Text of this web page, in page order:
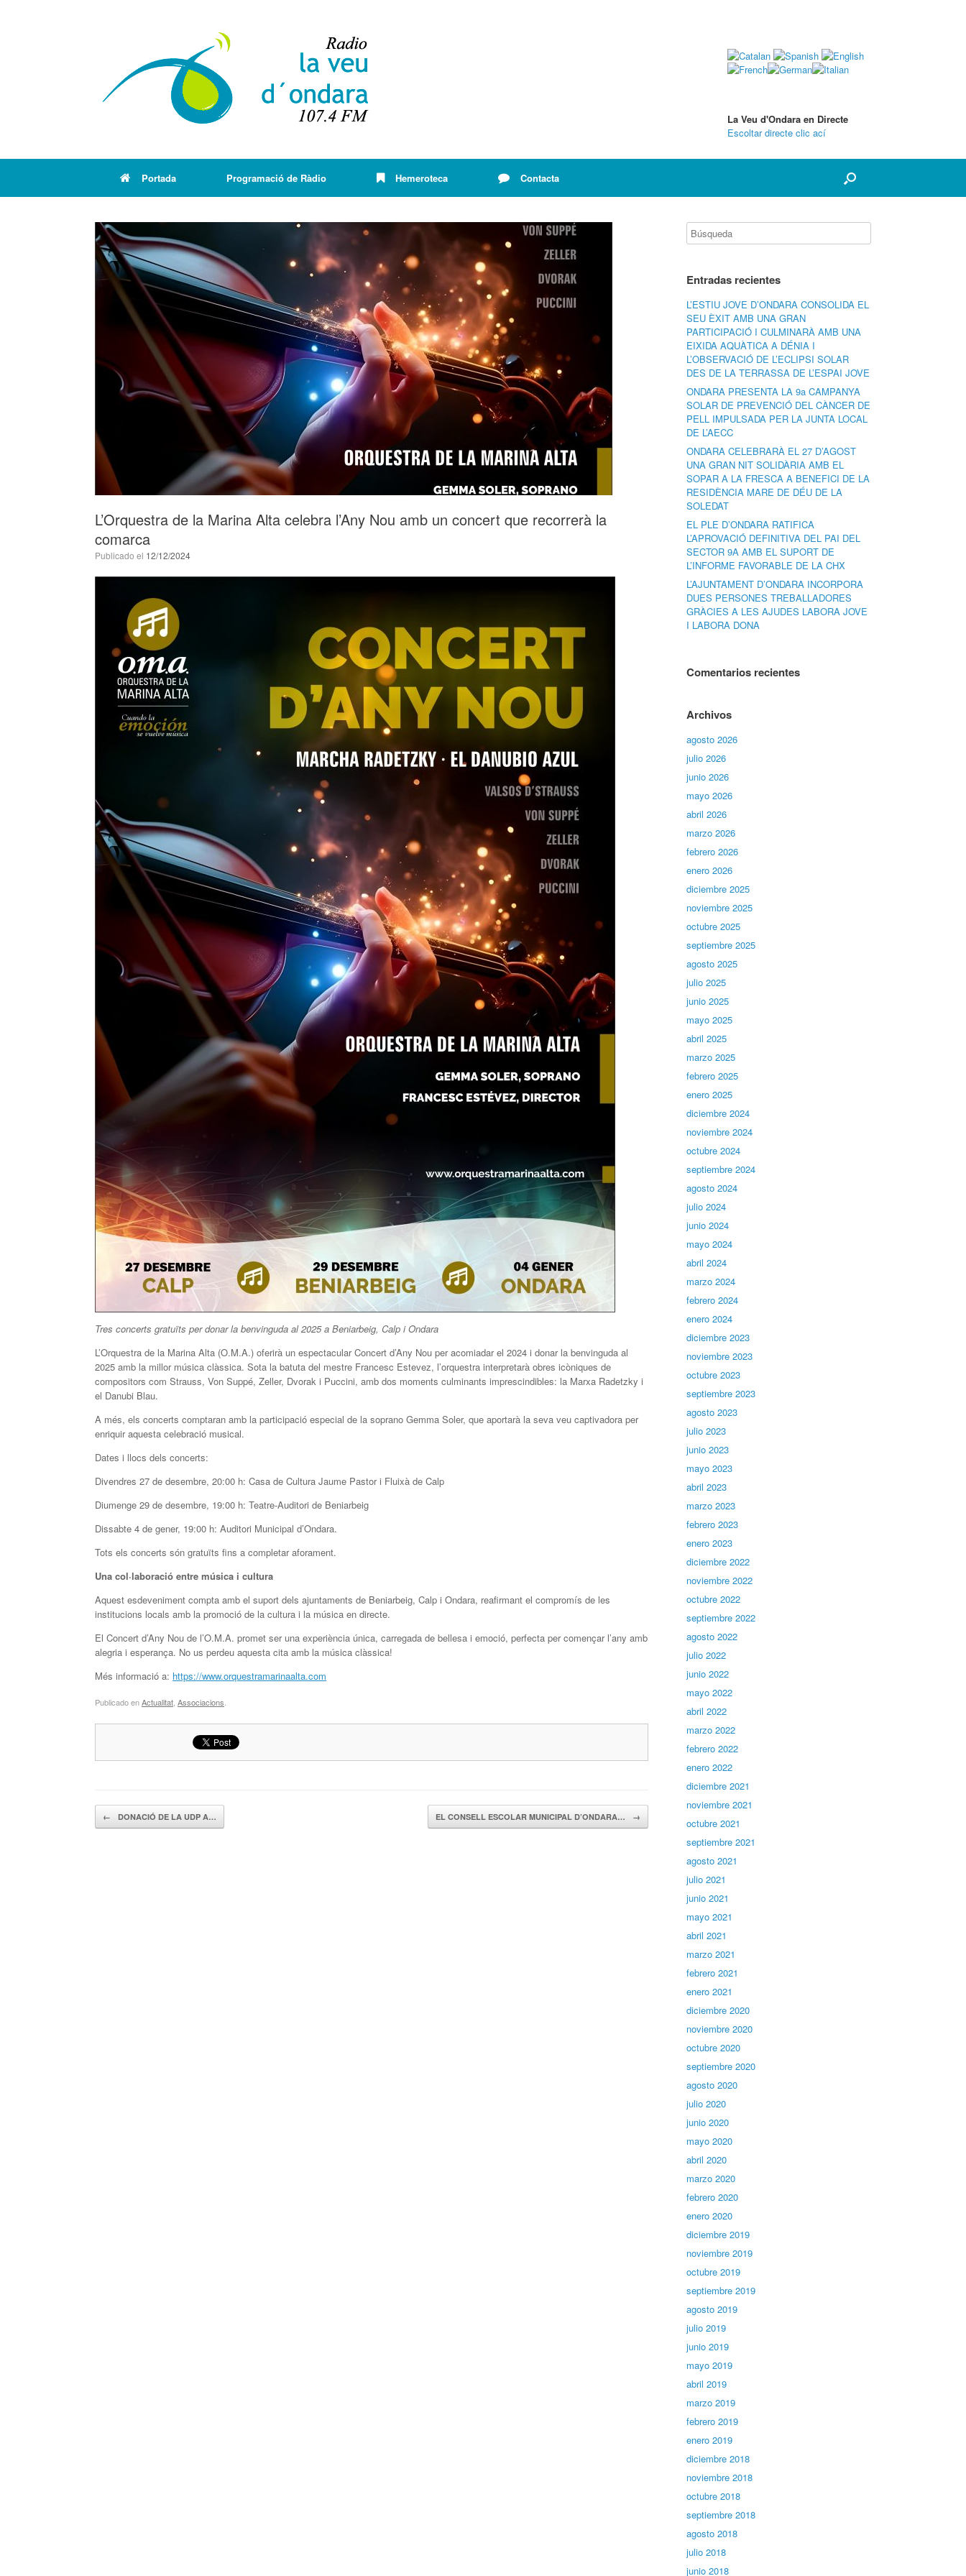
La Veu d'Ondara en Directe
Escoltar directe clic ací
Portada Programació de Ràdio Hemeroteca Contacta
L’Orquestra de la Marina Alta celebra l’Any Nou amb un concert que recorrerà la
comarca
Publicado el 12/12/2024
Tres concerts gratuïts per donar la benvinguda al 2025 a Beniarbeig, Calp i Ondara
L’Orquestra de la Marina Alta (O.M.A.) oferirà un espectacular Concert d’Any Nou per acomiadar el 2024 i donar la benvinguda al
2025 amb la millor música clàssica. Sota la batuta del mestre Francesc Estevez, l’orquestra interpretarà obres icòniques de
compositors com Strauss, Von Suppé, Zeller, Dvorak i Puccini, amb dos moments culminants imprescindibles: la Marxa Radetzky i
el Danubi Blau.
A més, els concerts comptaran amb la participació especial de la soprano Gemma Soler, que aportarà la seva veu captivadora per
enriquir aquesta celebració musical.
Dates i llocs dels concerts:
Divendres 27 de desembre, 20:00 h: Casa de Cultura Jaume Pastor i Fluixà de Calp
Diumenge 29 de desembre, 19:00 h: Teatre-Auditori de Beniarbeig
Dissabte 4 de gener, 19:00 h: Auditori Municipal d’Ondara.
Tots els concerts són gratuïts fins a completar aforament.
Una col·laboració entre música i cultura
Aquest esdeveniment compta amb el suport dels ajuntaments de Beniarbeig, Calp i Ondara, reafirmant el compromís de les
institucions locals amb la promoció de la cultura i la música en directe.
El Concert d’Any Nou de l’O.M.A. promet ser una experiència única, carregada de bellesa i emoció, perfecta per començar l’any amb
alegria i esperança. No us perdeu aquesta cita amb la música clàssica!
Més informació a: https://www.orquestramarinaalta.com
Publicado enActualitat Associacions
Navegador de artículos
← DONACIÓ DE LA UDP A… EL CONSELL ESCOLAR MUNICIPAL D’ONDARA… →
Entradas recientes
L’ESTIU JOVE D’ONDARA CONSOLIDA EL
SEU ÈXIT AMB UNA GRAN
PARTICIPACIÓ I CULMINARÀ AMB UNA
EIXIDA AQUÀTICA A DÉNIA I
L’OBSERVACIÓ DE L’ECLIPSI SOLAR
DES DE LA TERRASSA DE L’ESPAI JOVE
ONDARA PRESENTA LA 9a CAMPANYA
SOLAR DE PREVENCIÓ DEL CÀNCER DE
PELL IMPULSADA PER LA JUNTA LOCAL
DE L’AECC
ONDARA CELEBRARÀ EL 27 D’AGOST
UNA GRAN NIT SOLIDÀRIA AMB EL
SOPAR A LA FRESCA A BENEFICI DE LA
RESIDÈNCIA MARE DE DÉU DE LA
SOLEDAT
EL PLE D’ONDARA RATIFICA
L’APROVACIÓ DEFINITIVA DEL PAI DEL
SECTOR 9A AMB EL SUPORT DE
L’INFORME FAVORABLE DE LA CHX
L’AJUNTAMENT D’ONDARA INCORPORA
DUES PERSONES TREBALLADORES
GRÀCIES A LES AJUDES LABORA JOVE
I LABORA DONA
Comentarios recientes
Archivos
agosto 2026
julio 2026
junio 2026
mayo 2026
abril 2026
marzo 2026
febrero 2026
enero 2026
diciembre 2025
noviembre 2025
octubre 2025
septiembre 2025
agosto 2025
julio 2025
junio 2025
mayo 2025
abril 2025
marzo 2025
febrero 2025
enero 2025
diciembre 2024
noviembre 2024
octubre 2024
septiembre 2024
agosto 2024
julio 2024
junio 2024
mayo 2024
abril 2024
marzo 2024
febrero 2024
enero 2024
diciembre 2023
noviembre 2023
octubre 2023
septiembre 2023
agosto 2023
julio 2023
junio 2023
mayo 2023
abril 2023
marzo 2023
febrero 2023
enero 2023
diciembre 2022
noviembre 2022
octubre 2022
septiembre 2022
agosto 2022
julio 2022
junio 2022
mayo 2022
abril 2022
marzo 2022
febrero 2022
enero 2022
diciembre 2021
noviembre 2021
octubre 2021
septiembre 2021
agosto 2021
julio 2021
junio 2021
mayo 2021
abril 2021
marzo 2021
febrero 2021
enero 2021
diciembre 2020
noviembre 2020
octubre 2020
septiembre 2020
agosto 2020
julio 2020
junio 2020
mayo 2020
abril 2020
marzo 2020
febrero 2020
enero 2020
diciembre 2019
noviembre 2019
octubre 2019
septiembre 2019
agosto 2019
julio 2019
junio 2019
mayo 2019
abril 2019
marzo 2019
febrero 2019
enero 2019
diciembre 2018
noviembre 2018
octubre 2018
septiembre 2018
agosto 2018
julio 2018
junio 2018